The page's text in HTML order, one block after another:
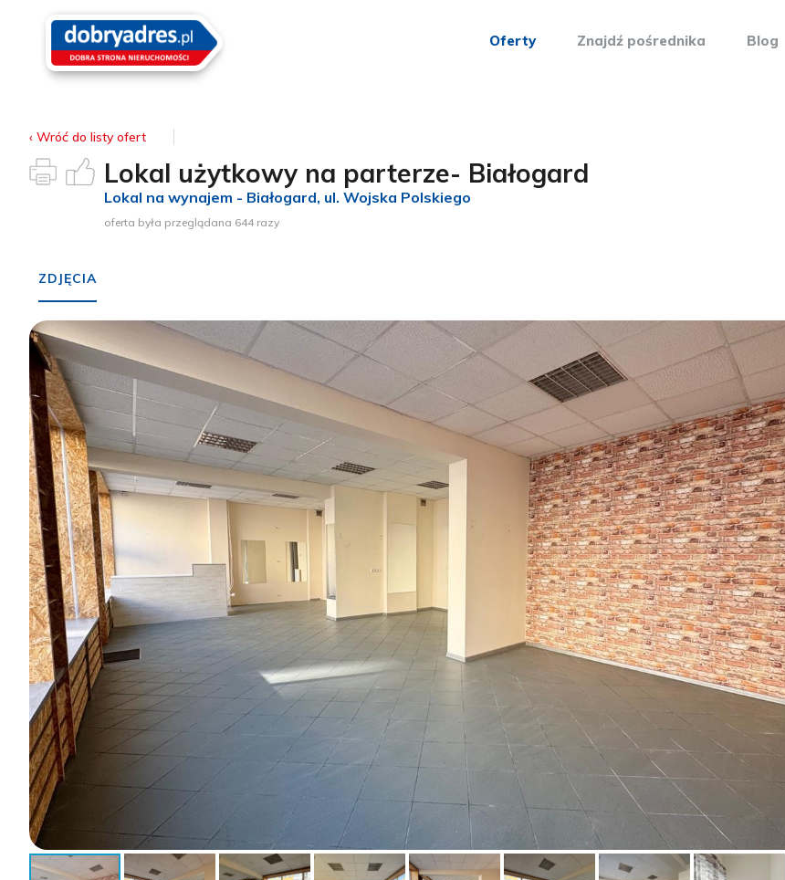
Oferty Znajdź pośrednika Blog
‹ Wróć do listy ofert
Lokal użytkowy na parterze- Białogard
Lokal na wynajem - Białogard, ul. Wojska Polskiego
oferta była przeglądana 644 razy
ZDJĘCIA